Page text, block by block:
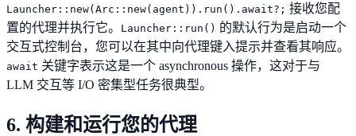
Launcher::new(Arc::new(agent)).run().await?; 接收您配
置的代理并执行它。
Launcher::run() 的默认行为是启动一个
交互式控制台，您可以在其中向代理键入提示并查看其响应。
await 关键字表示这是一个 asynchronous 操作，这对于与
LLM 交互等 I/O 密集型任务很典型。
6. 构建和运行您的代理